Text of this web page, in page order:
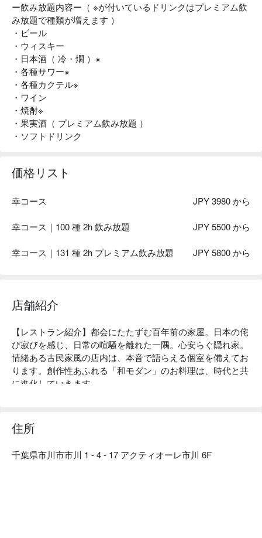
ー飲み放題内容ー（ ※が付いているドリンクはプレミアム飲
み放題で種類が増えます ）
・ビール
・ウィスキー
・日本酒（ 冷・燗 ）※
・各種サワー※
・各種カクテル※
・ワイン
・焼酎※
・果実酒（ プレミアム飲み放題 ）
・ソフトドリンク
価格リスト
幸コース JPY 3980 から
幸コース｜100 種 2h 飲み放題 JPY 5500 から
幸コース｜131 種 2h プレミアム飲み放題 JPY 5800 から
店舗紹介
【レストラン紹介】都会にたたずむ百年前の家屋。日本の侘
び寂びを感じ、日常の喧騒を離れた一隅。心安らぐ隠れ家。
情緒ある古民家風の店内は、本音で語らえる個室を備えてお
ります。創作性あふれる「和モダン」のお料理は、時代と共
に進化していきます。
た雰囲気は、私たちのお客様へ対するおもてなしの心と、た
くさんの職人達の手によって作られます。「日常の中の美」
やお酒を楽しんでいただきたいという気持ちから、木造の内
住所
千葉県市川市市川 1 - 4 - 17 アクティオーレ市川 6F